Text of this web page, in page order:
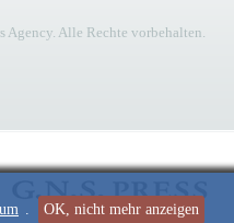
. OK, nicht mehr anzeigen
Agency. Alle Rechte vorbehalten.